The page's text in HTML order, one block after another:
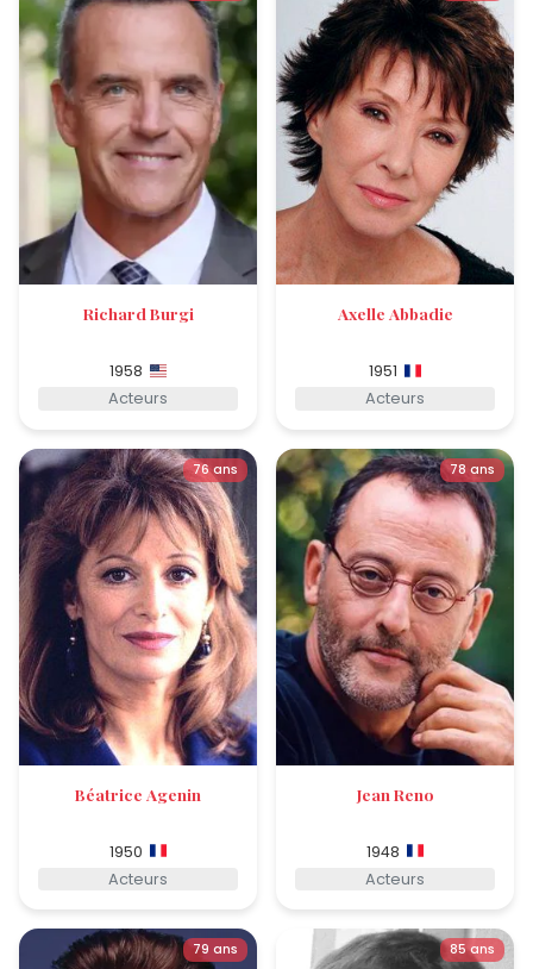
Richard Burgi
1958
Acteurs
Axelle Abbadie
1951
Acteurs
76 ans
Béatrice Agenin
1950
Acteurs
78 ans
Jean Reno
1948
Acteurs
79 ans 85 ans